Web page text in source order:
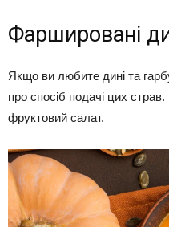
Фаршировані
Якщо ви любите дині та
про спосіб подачі цих
фруктовий салат.